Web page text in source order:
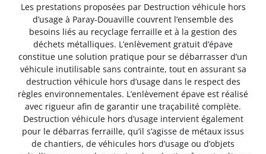
Les prestations proposées par Destruction véhicule hors
d’usage à Paray-Douaville couvrent l’ensemble des
besoins liés au recyclage ferraille et à la gestion des
déchets métalliques. L’enlèvement gratuit d’épave
constitue une solution pratique pour se débarrasser d’un
véhicule inutilisable sans contrainte, tout en assurant sa
destruction véhicule hors d’usage dans le respect des
règles environnementales. L’enlèvement épave est réalisé
avec rigueur afin de garantir une traçabilité complète.
Destruction véhicule hors d’usage intervient également
pour le débarras ferraille, qu’il s’agisse de métaux issus
de chantiers, de véhicules hors d’usage ou d’objets